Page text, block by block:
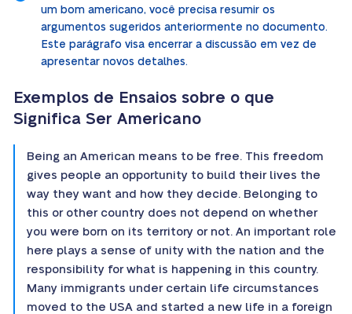
um bom americano, você precisa resumir os
argumentos sugeridos anteriormente no documento.
Este parágrafo visa encerrar a discussão em vez de
apresentar novos detalhes.
Exemplos de Ensaios sobre o que
Significa Ser Americano
Being an American means to be free. This freedom
gives people an opportunity to build their lives the
way they want and how they decide. Belonging to
this or other country does not depend on whether
you were born on its territory or not. An important role
here plays a sense of unity with the nation and the
responsibility for what is happening in this country.
Many immigrants under certain life circumstances
moved to the USA and started a new life in a foreign